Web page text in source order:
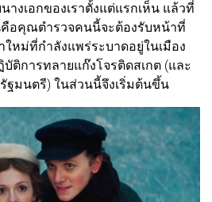
งเอกของเราตั้งแต่แรกเห็น แล้วที่
คือคุณตำรวจคนนี้จะต้องรับหน้าที่
ใหม่ที่กำลังแพร่ระบาดอยู่ในเมือง
ติการทลายแก๊งโจรติดสเกต (และ
ฐมนตรี) ในส่วนนี้จึงเริ่มต้นขึ้น